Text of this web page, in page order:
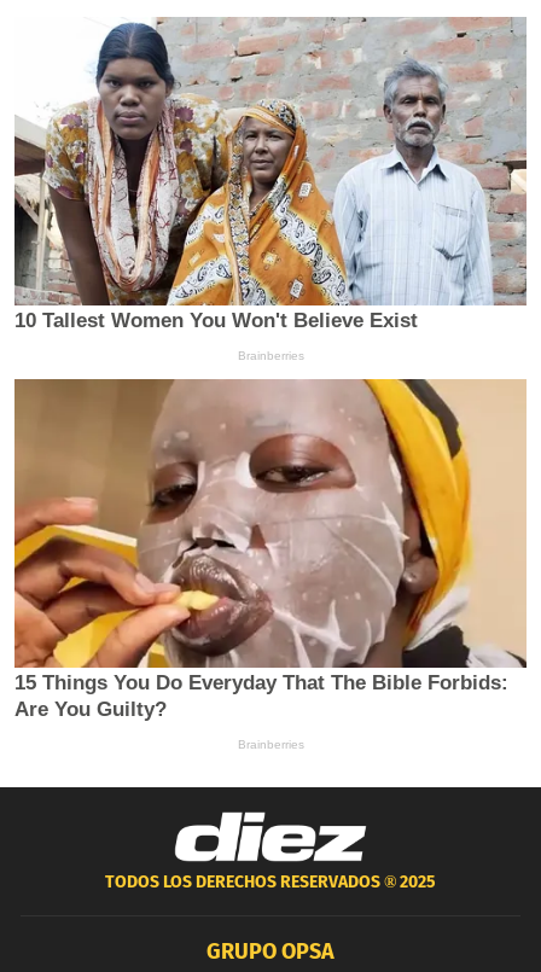
TODOS LOS DERECHOS RESERVADOS ®2025
GRUPO OPSA